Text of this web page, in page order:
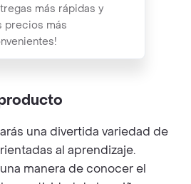
más rápidas y
precios más
Colorear
una divertida variedad de
al aprendizaje.
manera de conocer el